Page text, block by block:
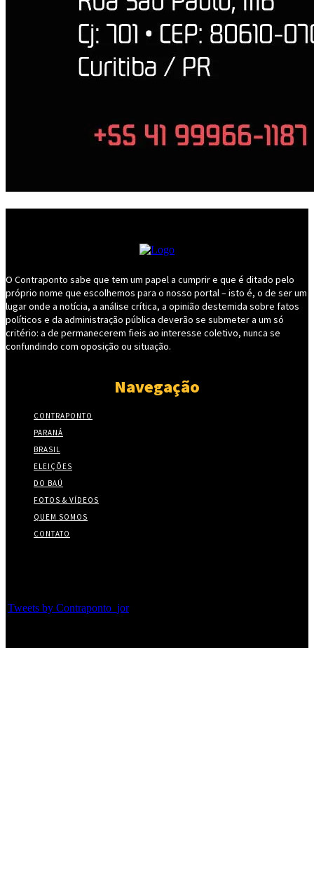
O Contraponto sabe que tem um papel a cumprir e que é ditado pelo
próprio nome que escolhemos para o nosso portal – isto é, o de ser um
lugar onde a notícia, a análise crítica, a opinião destemida sobre fatos
políticos e da administração pública deverão se submeter a um só
critério: a de permanecerem fieis ao interesse coletivo, nunca se
confundindo com oposição ou situação.
Navegação
CONTRAPONTO
PARANÁ
BRASIL
ELEIÇÕES
DO BAÚ
FOTOS & VÍDEOS
QUEM SOMOS
CONTATO
Tweets by Contraponto_jor